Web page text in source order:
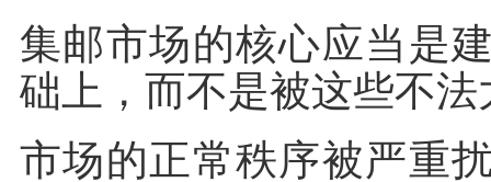
集邮市场的核心应当是
础上，而不是被这些不
市场的正常秩序被严重